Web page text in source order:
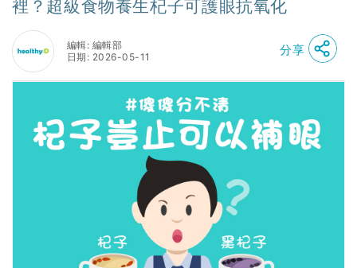
裡？超級食物養生杞子可護眼抗氧化
編輯: 編輯部
日期: 2026-05-11
分享